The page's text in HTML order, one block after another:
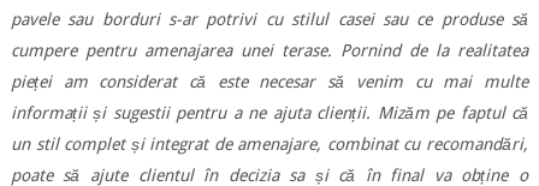
pavele sau borduri s-ar potrivi cu stilul casei sau ce produse să
cumpere pentru amenajarea unei terase. Pornind de la realitatea
pieței am considerat că este necesar să venim cu mai multe
informații și sugestii pentru a ne ajuta clienții. Mizăm pe faptul că
un stil complet și integrat de amenajare, combinat cu recomandări,
poate să ajute clientul în decizia sa și că în final va obține o